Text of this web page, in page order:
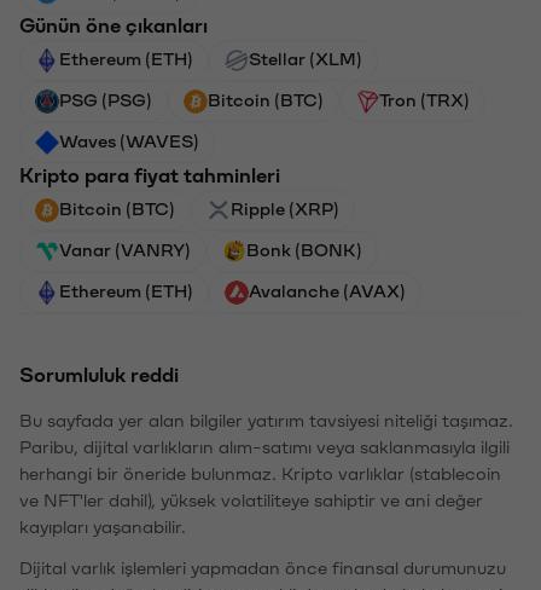
Günün öne çıkanları
Ethereum (ETH) Stellar (XLM)
PSG (PSG) Bitcoin (BTC) Tron (TRX)
Waves (WAVES)
Kripto para fiyat tahminleri
Bitcoin (BTC) Ripple (XRP)
Vanar (VANRY) Bonk (BONK)
Ethereum (ETH) Avalanche (AVAX)
Sorumluluk reddi
Bu sayfada yer alan bilgiler yatırım tavsiyesi niteliği taşımaz.
Paribu, dijital varlıkların alım-satımı veya saklanmasıyla ilgili
herhangi bir öneride bulunmaz. Kripto varlıklar (stablecoin
ve NFT'ler dahil), yüksek volatiliteye sahiptir ve ani değer
kayıpları yaşanabilir.
Dijital varlık işlemleri yapmadan önce finansal durumunuzu